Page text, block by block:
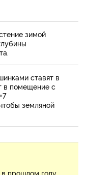
зимой
ставят в
в помещение с
земляной
прошлом году